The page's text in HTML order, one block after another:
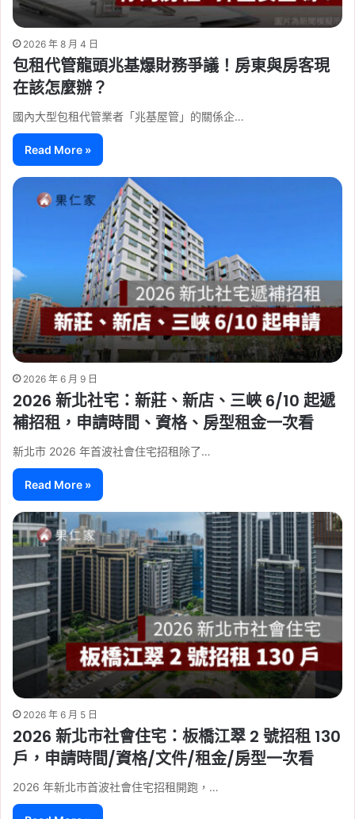
2026 年 8 月 4 日
包租代管龍頭兆基爆財務爭議！房東與房客現
在該怎麼辦？
國內大型包租代管業者「兆基屋管」的關係企…
Read More »
2026 年 6 月 9 日
2026 新北社宅：新莊、新店、三峽 6/10 起遞
補招租，申請時間、資格、房型租金一次看
新北市 2026 年首波社會住宅招租除了…
Read More »
2026 年 6 月 5 日
2026 新北市社會住宅：板橋江翠 2 號招租 130
戶，申請時間/資格/文件/租金/房型一次看
2026 年新北市首波社會住宅招租開跑，…